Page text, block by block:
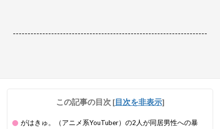
------------------------------------------------------------------
この記事の目次 [目次を非表示]
がはきゅ。（アニメ系YouTuber）の2人が同居男性への暴